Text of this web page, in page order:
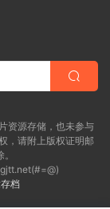
资源存储，也未参与
，请附上版权证明邮
档